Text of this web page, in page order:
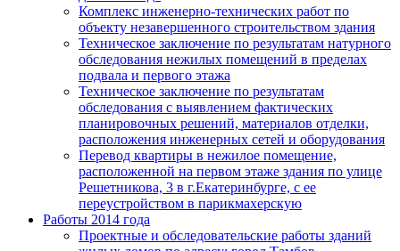
Комплекс инженерно-технических работ по
объекту незавершенного строительством здания
Техническое заключение по результатам натурного
обследования нежилых помещений в пределах
подвала и первого этажа
Техническое заключение по результатам
обследования с выявлением фактических
планировочных решений, материалов отделки,
расположения инженерных сетей и оборудования
Перевод квартиры в нежилое помещение,
расположенной на первом этаже здания по улице
Решетникова, 3 в г.Екатеринбурге, с ее
переустройством в парикмахерскую
Работы 2014 года
Проектные и обследовательские работы зданий